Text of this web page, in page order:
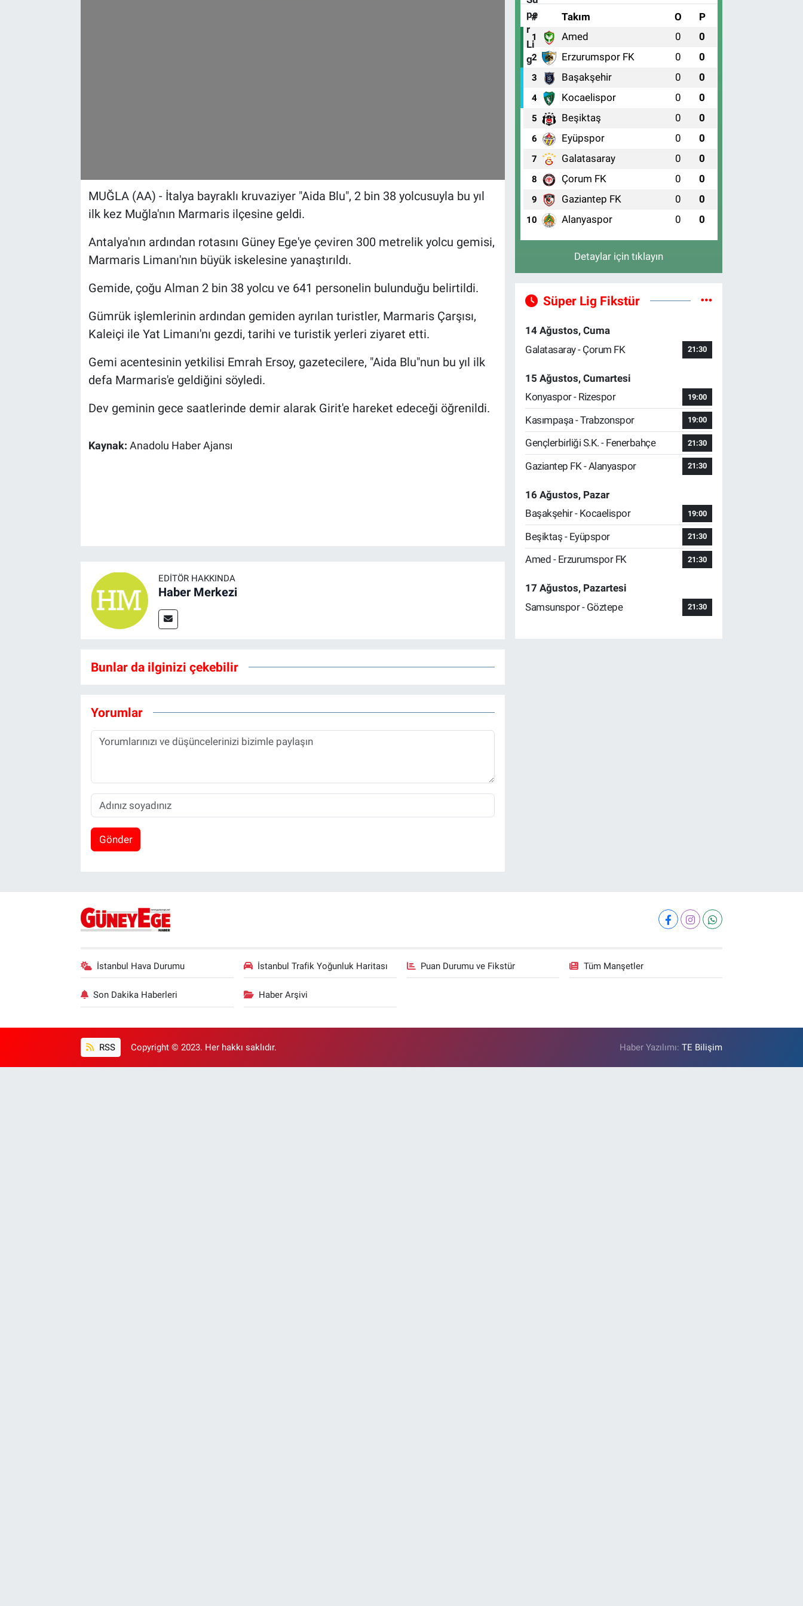
MUĞLA (AA) - İtalya bayraklı kruvaziyer "Aida Blu", 2 bin 38 yolcusuyla bu yıl
ilk kez Muğla'nın Marmaris ilçesine geldi.
Antalya'nın ardından rotasını Güney Ege'ye çeviren 300 metrelik yolcu gemisi,
Marmaris Limanı'nın büyük iskelesine yanaştırıldı.
Gemide, çoğu Alman 2 bin 38 yolcu ve 641 personelin bulunduğu belirtildi.
Gümrük işlemlerinin ardından gemiden ayrılan turistler, Marmaris Çarşısı,
Kaleiçi ile Yat Limanı'nı gezdi, tarihi ve turistik yerleri ziyaret etti.
Gemi acentesinin yetkilisi Emrah Ersoy, gazetecilere, "Aida Blu"nun bu yıl ilk
defa Marmaris'e geldiğini söyledi.
Dev geminin gece saatlerinde demir alarak Girit'e hareket edeceği öğrenildi.
Kaynak: Anadolu Haber Ajansı
EDITÖR HAKKINDA
Haber Merkezi
Bunlar da ilginizi çekebilir
Yorumlar
Gönder
# Takım O P
1 Amed 0 0
2 Erzurumspor FK 0 0
3 Başakşehir 0 0
4 Kocaelispor 0 0
5 Beşiktaş 0 0
6 Eyüpspor 0 0
7 Galatasaray 0 0
8 Çorum FK 0 0
9 Gaziantep FK 0 0
10 Alanyaspor 0 0
Detaylar için tıklayın
Süper Lig Fikstür
14 Ağustos, Cuma
Galatasaray - Çorum FK
21:30
15 Ağustos, Cumartesi
Konyaspor - Rizespor
19:00
Kasımpaşa - Trabzonspor 19:00
Gençlerbirliği S.K. - Fenerbahçe 21:30
Gaziantep FK - Alanyaspor 21:30
16 Ağustos, Pazar
Başakşehir - Kocaelispor
19:00
Beşiktaş - Eyüpspor 21:30
Amed - Erzurumspor FK 21:30
17 Ağustos, Pazartesi
Samsunspor - Göztepe
21:30
İstanbul Hava Durumu İstanbul Trafik Yoğunluk Haritası Puan Durumu ve Fikstür Tüm Manşetler
Son Dakika Haberleri Haber Arşivi
RSS Copyright © 2023. Her hakkı saklıdır. Haber Yazılımı:TE Bilişim